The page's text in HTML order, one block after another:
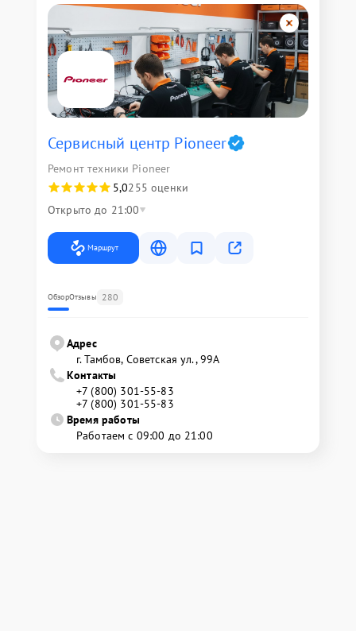
Сервисный центр Pioneer
Ремонт техники Pioneer
5,0255 оценки
Открыто до 21:00
Маршрут
ОбзорОтзывы 280
Адрес
г. Тамбов, Советская ул., 99А
Контакты
+7 (800) 301-55-83
+7 (800) 301-55-83
Время работы
Работаем с 09:00 до 21:00